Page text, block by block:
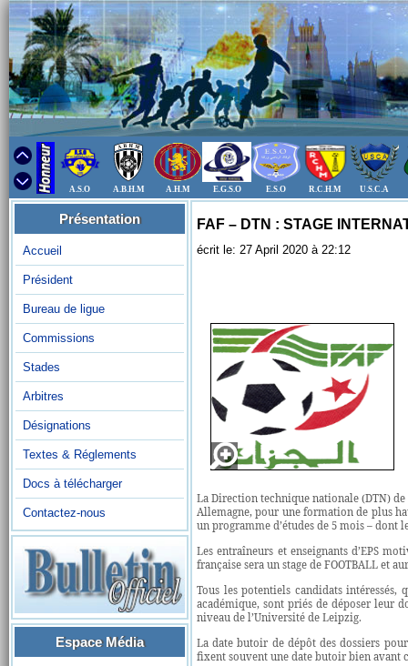
A.S.O A.B.H.M A.H.M E.G.S.O E.S.O R.C.H.M U.S.C.A
Présentation
Accueil
Président
Bureau de ligue
Commissions
Stades
Arbitres
Désignations
Textes & Réglements
Docs à télécharger
Contactez-nous
Espace Média
FAF – DTN : STAGE
écrit le: 27 April 2020 à 22:12
La Direction technique nationale (DTN)
Allemagne, pour une formation de plus
un programme d’études de 5 mois – dont
Les entraîneurs et enseignants d’EPS
française sera un stage de FOOTBALL et
Tous les potentiels candidats intéressés,
académique, sont priés de déposer leur
niveau de l’Université de Leipzig.
La date butoir de dépôt des dossiers pour
fixent souvent une date butoir bien avant